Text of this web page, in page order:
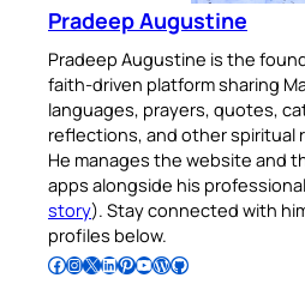
Pradeep Augustine
Pradeep Augustine is the
faith-driven platform sharing
languages, prayers, quotes,
reflections, and other spiritual
He manages the website and
apps alongside his
story). Stay connected with
profiles below.
Follow Pradeep on Facebook Follow Pradeep on InstagramFollow Pradeep on X Follow Pradeep on LinkedIn Follow Pradeep on Pinterest Subscribe to Pradeep’s Youtube Channel Follow Pradeep on WordPress Follow Pradeep on GitHub